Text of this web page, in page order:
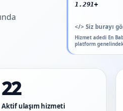
91 platform
</> Siz burayı
Hizmet adedi En
platform
22
Aktif ulaşım hizmeti